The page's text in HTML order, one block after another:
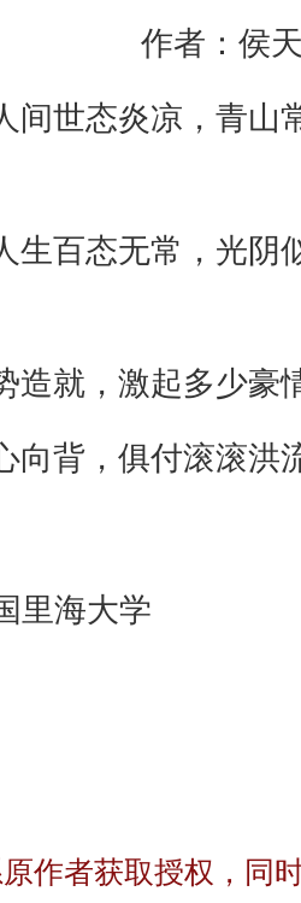
作者：侯
间世态炎凉，青山
生百态无常，光阴
造就，激起多少豪
向背，俱付滚滚洪
里海大学
作者获取授权，同